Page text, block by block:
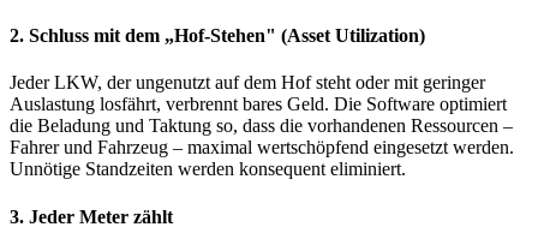
2. Schluss mit dem „Hof-Stehen" (Asset Utilization)
Jeder LKW, der ungenutzt auf dem Hof steht oder mit geringer
Auslastung losfährt, verbrennt bares Geld. Die Software optimiert
die Beladung und Taktung so, dass die vorhandenen Ressourcen –
Fahrer und Fahrzeug – maximal wertschöpfend eingesetzt werden.
Unnötige Standzeiten werden konsequent eliminiert.
3. Jeder Meter zählt